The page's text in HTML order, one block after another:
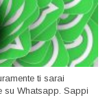
ti sarai
su Whatsapp. Sappi